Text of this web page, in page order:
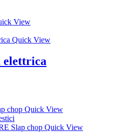
View
Quick View
elettrica
Quick View
Quick View